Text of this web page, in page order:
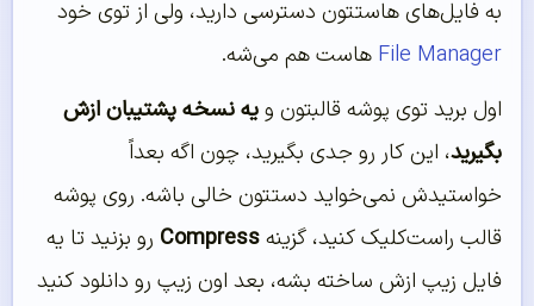
به فایل‌های هاستتون دسترسی دارید، ولی از توی خود
File Manager هاست هم می‌شه.
اول برید توی پوشه قالبتون ویه نسخه پشتیبان ازش
بگیرید، این کار رو جدی بگیرید، چون اگه بعداً
خواستیدش نمی‌خواید دستتون خالی باشه. روی پوشه
قالب راست‌کلیک کنید، گزینهCompress رو بزنید تا یه
فایل زیپ ازش ساخته بشه، بعد اون زیپ رو دانلود کنید